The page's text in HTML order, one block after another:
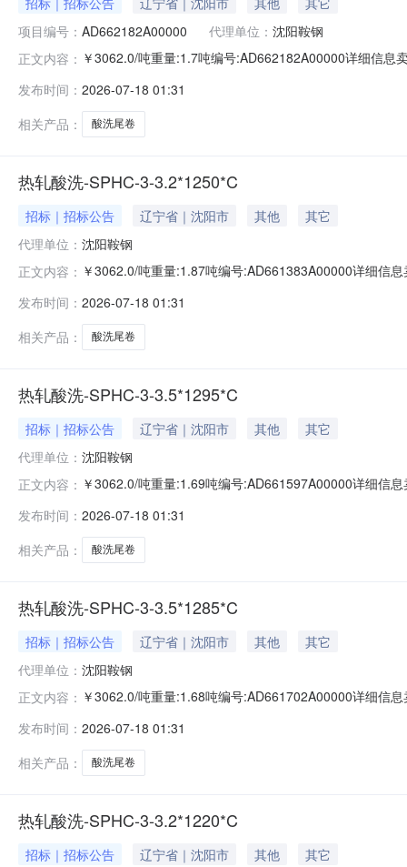
项目编号： AD662182A00000 代理单位： 沈阳鞍钢
正文内容： ￥3062.0/吨重量:1.7吨编号:AD662182A00000详细信息
求产线名称:冷轧1#线锌层重量代码描述:上表面锌层重量
发布时间： 2026-07-18 01:31
相关产品：
酸洗尾卷
热轧酸洗-SPHC-3-3.2*1250*C
招标｜招标公告 辽宁省｜沈阳市 其他
其它
代理单位： 沈阳鞍钢
正文内容： ￥3062.0/吨重量:1.87吨编号:AD661383A00000详细信
求产线名称:冷轧1#线锌层重量代码描述:上表面锌层重量
发布时间： 2026-07-18 01:31
相关产品：
酸洗尾卷
热轧酸洗-SPHC-3-3.5*1295*C
招标｜招标公告 辽宁省｜沈阳市 其他
其它
代理单位： 沈阳鞍钢
正文内容： ￥3062.0/吨重量:1.69吨编号:AD661597A00000详细信
求产线名称:冷轧1#线锌层重量代码描述:上表面锌层重量
发布时间： 2026-07-18 01:31
相关产品：
酸洗尾卷
热轧酸洗-SPHC-3-3.5*1285*C
招标｜招标公告 辽宁省｜沈阳市 其他
其它
代理单位： 沈阳鞍钢
正文内容： ￥3062.0/吨重量:1.68吨编号:AD661702A00000详细信
求产线名称:冷轧1#线锌层重量代码描述:上表面锌层重量
发布时间： 2026-07-18 01:31
相关产品：
酸洗尾卷
热轧酸洗-SPHC-3-3.2*1220*C
招标｜招标公告 辽宁省｜沈阳市 其他
其它